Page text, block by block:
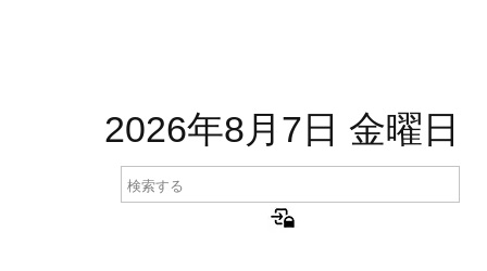
2026年8月7日 金曜日